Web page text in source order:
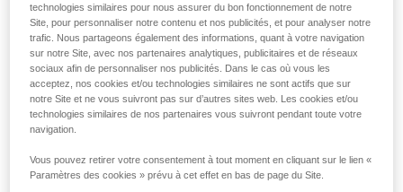
En cas d’exposition directe, répétée et à forte puissance, la
technologies similaires pour nous assurer du bon fonctionnement de notre
Site, pour personnaliser notre contenu et nos publicités, et pour analyser notre
trafic. Nous partageons également des informations, quant à votre navigation
sur notre Site, avec nos partenaires analytiques, publicitaires et de réseaux
sociaux afin de personnaliser nos publicités. Dans le cas où vous les
acceptez, nos cookies et/ou technologies similaires ne sont actifs que sur
notre Site et ne vous suivront pas sur d’autres sites web. Les cookies et/ou
technologies similaires de nos partenaires vous suivront pendant toute votre
navigation.
Vous pouvez retirer votre consentement à tout moment en cliquant sur le lien «
Paramètres des cookies » prévu à cet effet en bas de page du Site.